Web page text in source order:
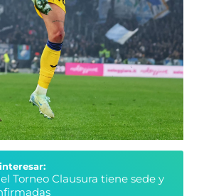
Torneo Clausura tiene sede y